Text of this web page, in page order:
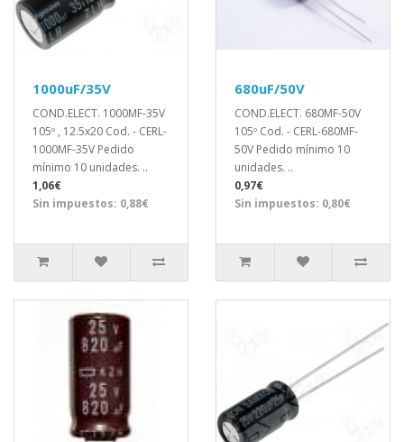
1000uF/35V
COND.ELECT. 1000MF-35V
105º , 12.5x20 Cod. - CERL-
1000MF-35V Pedido
mínimo 10 unidades. ..
1,06€
Sin impuestos: 0,88€
680uF/50V
COND.ELECT. 680MF-50V
105º Cod. - CERL-680MF-
50V Pedido mínimo 10
unidades. ..
0,97€
Sin impuestos: 0,80€